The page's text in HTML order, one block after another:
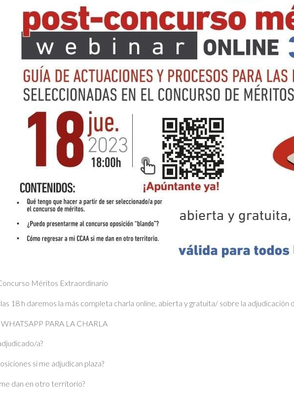
Méritos Extraordinario
18 h daremos la más completa charla online, abierta y gratuita/ sobre la
PARA LA CHARLA
a?
si me adjudican plaza?
dan en otro territorio?